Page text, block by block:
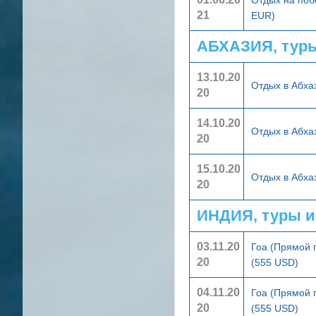
21
EUR)
АБХАЗИЯ,
13.10.20
20
Отдых в
14.10.20
20
Отдых в
15.10.20
20
Отдых в
ИНДИЯ, туры
03.11.20
20
Гоа (Прямой
(555 USD)
04.11.20
20
Гоа (Прямой
(555 USD)